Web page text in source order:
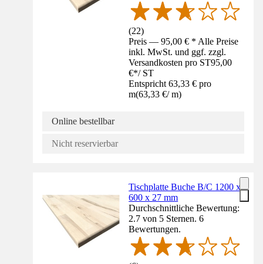
(22)
Preis — 95,00 € * Alle Preise
inkl. MwSt. und ggf. zzgl.
Versandkosten pro ST95,00
€*/ ST
Entspricht 63,33 € pro
m(63,33 €/ m)
Online bestellbar
Nicht reservierbar
Tischplatte Buche B/C 1200 x
600 x 27 mm
Durchschnittliche Bewertung:
2.7 von 5 Sternen. 6
Bewertungen.